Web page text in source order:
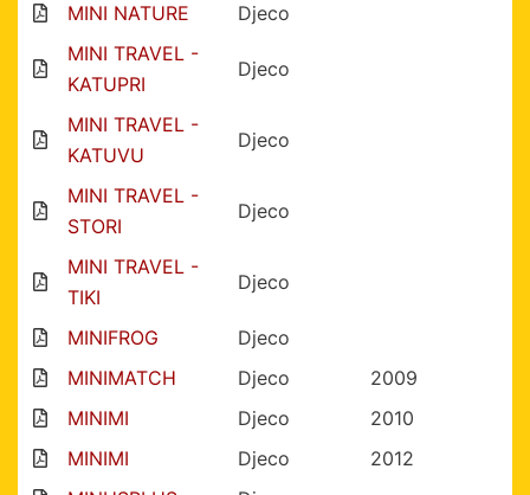
MINI NATURE
Djeco
MINI TRAVEL -
KATUPRI
Djeco
MINI TRAVEL -
KATUVU
Djeco
MINI TRAVEL -
STORI
Djeco
MINI TRAVEL -
TIKI
Djeco
MINIFROG
Djeco
MINIMATCH
Djeco
2009
MINIMI
Djeco
2010
MINIMI
Djeco
2012